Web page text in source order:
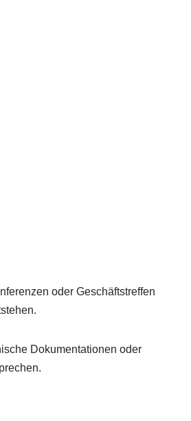
oder Geschäftstreffen
Dokumentationen oder